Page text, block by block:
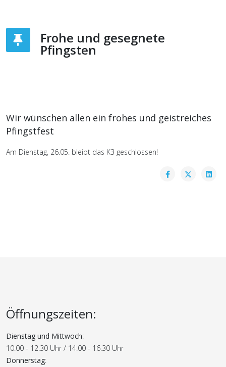
Frohe und gesegnete
Pfingsten
Wir wünschen allen ein frohes und geistreiches
Pfingstfest
Am Dienstag, 26.05. bleibt das K3 geschlossen!
Öffnungszeiten:
Dienstag und Mittwoch:
10.00 - 12.30 Uhr / 14.00 - 16.30 Uhr
Donnerstag: